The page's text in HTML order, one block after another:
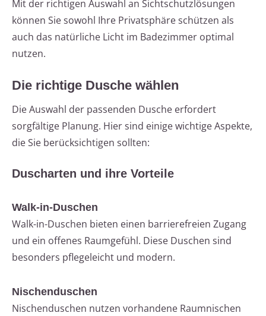
Mit der richtigen Auswahl an Sichtschutzlösungen
können Sie sowohl Ihre Privatsphäre schützen als
auch das natürliche Licht im Badezimmer optimal
nutzen.
Die richtige Dusche wählen
Die Auswahl der passenden Dusche erfordert
sorgfältige Planung. Hier sind einige wichtige Aspekte,
die Sie berücksichtigen sollten:
Duscharten und ihre Vorteile
Walk-in-Duschen
Walk-in-Duschen bieten einen barrierefreien Zugang
und ein offenes Raumgefühl. Diese Duschen sind
besonders pflegeleicht und modern.
Nischenduschen
Nischenduschen nutzen vorhandene Raumnischen